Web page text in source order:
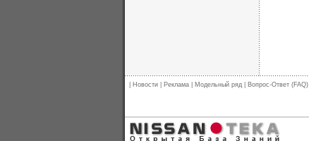
Новости Реклама Модельный ряд Вопрос-Ответ (FAQ)